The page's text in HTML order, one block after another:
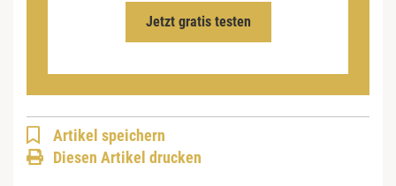
Jetzt gratis testen
Artikel speichern
Diesen Artikel drucken